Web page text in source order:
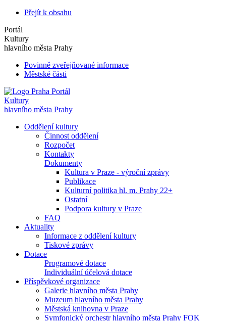
Přejít k obsahu
Portál
Kultury
hlavního města Prahy
Povinně zveřejňované informace
Městské části
Portál
Kultury
hlavního města Prahy
Oddělení kultury
Činnost oddělení
Rozpočet
Kontakty
Dokumenty
Kultura v Praze - výroční zprávy
Publikace
Kulturní politika hl. m. Prahy 22+
Ostatní
Podpora kultury v Praze
FAQ
Aktuality
Informace z oddělení kultury
Tiskové zprávy
Dotace
Programové dotace
Individuální účelová dotace
Příspěvkové organizace
Galerie hlavního města Prahy
Muzeum hlavního města Prahy
Městská knihovna v Praze
Symfonický orchestr hlavního města Prahy FOK